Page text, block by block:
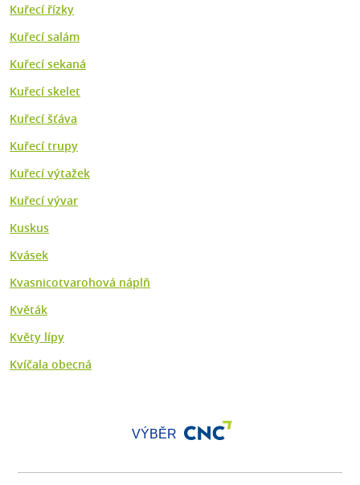
Kuřecí řízky
Kuřecí salám
Kuřecí sekaná
Kuřecí skelet
Kuřecí šťáva
Kuřecí trupy
Kuřecí výtažek
Kuřecí vývar
Kuskus
Kvásek
Kvasnicotvarohová náplň
Květák
Květy lípy
Kvíčala obecná
VÝBĚR